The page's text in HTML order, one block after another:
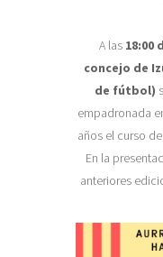
A las 18:00
concejo de
de fútbol)
empadronada
años el curso
En la
anteriores